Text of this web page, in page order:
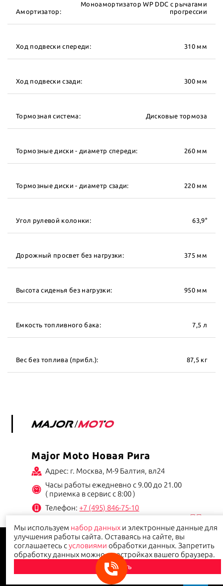
Мы используем набор данных и электронные данные для
улучшения работы сайта. Оставаясь на сайте, вы
соглашаетесь сусловиями обработки данных. Запретить
обработку данных можно в настройках вашего браузера.
Принять
Амортизатор:
Моноамортизатор WP DDC с рычагами
прогрессии
Ход подвески спереди: 310 мм
Ход подвески сзади: 300 мм
Тормозная система: Дисковые тормоза
Тормозные диски - диаметр спереди: 260 мм
Тормозные диски - диаметр сзади: 220 мм
Угол рулевой колонки: 63,9°
Дорожный просвет без нагрузки: 375 мм
Высота сиденья без нагрузки: 950 мм
Емкость топливного бака: 7,5 л
Вес без топлива (прибл.): 87,5 кг
Major Moto Новая Рига
Адрес: г. Москва, М-9 Балтия, вл24
Часы работы ежедневно с 9.00 до 21.00
( приемка в сервис с 8:00 )
Телефон:+7 (495) 846-75-10
Данный сайт носит информационно-справочный характер и ни при каких условиях не
является публичной офертой.
Политика конфиденциальности
© 2026Major-moto.ru- продажа мотоциклов, квадроциклов и другой мототехники в
Москве